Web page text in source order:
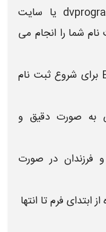
یا سایت
نامشما را انجام می
برای شروعثبت نام
به صورت دقیق و
فرزندان در صورت
ابتدای فرم تا انتها